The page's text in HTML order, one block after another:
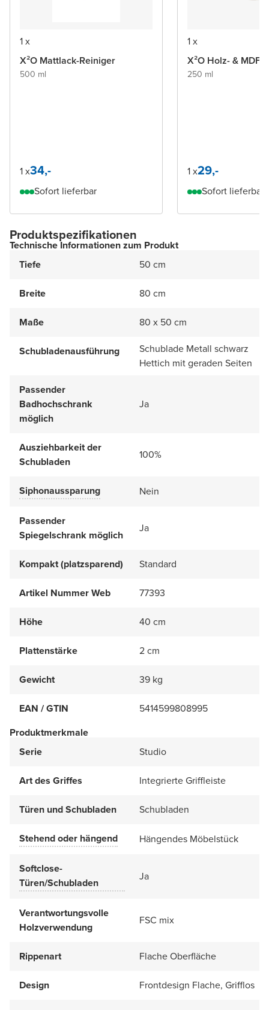
1 x
X²O Mattlack-Reiniger
500 ml
1 x34,-
Sofort lieferbar
1 x
X²O Holz- &
250 ml
1 x29,-
Sofort lieferbar
Produktspezifikationen
Technische Informationen zum Produkt
Tiefe
50 cm
Breite 80 cm
Maße 80 x 50 cm
Schubladenausführung
Schublade Metall schwarz
Hettich mit geraden Seiten
Passender
Badhochschrank
möglich
Ja
Ausziehbarkeit der
Schubladen
100%
Siphonaussparung Nein
Passender
Spiegelschrank möglich
Ja
Kompakt (platzsparend) Standard
Artikel Nummer Web 77393
Höhe 40 cm
Plattenstärke 2 cm
Gewicht 39 kg
EAN / GTIN
5414599808995
Produktmerkmale
Serie
Studio
Art des Griffes Integrierte Griffleiste
Türen und Schubladen Schubladen
Stehend oder hängend Hängendes Möbelstück
Softclose-
Türen/Schubladen
Ja
Verantwortungsvolle
Holzverwendung
FSC mix
Rippenart Flache Oberfläche
Design Frontdesign Flache, Grifflos